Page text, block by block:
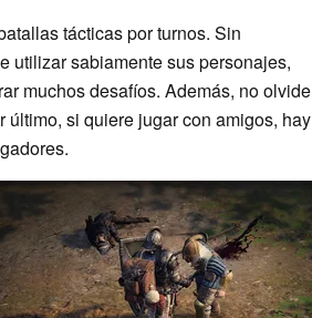
tácticas por turnos. Sin
utilizar sabiamente sus personajes,
muchos desafíos. Además, no olvide
último, si quiere jugar con amigos, hay